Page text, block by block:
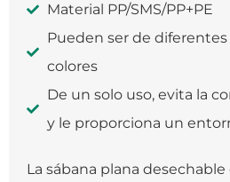
Material PP/SMS/PP+PE
Pueden ser de
colores
De un solo uso, evita la
y le proporciona un
La sábana plana desechable